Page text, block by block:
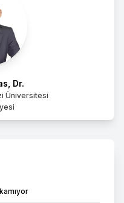
Dr.
Üniversitesi